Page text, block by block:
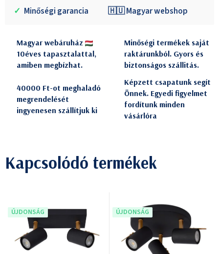
✓ Minőségi garancia 🇭🇺 Magyar webshop
Magyar webáruház
10éves tapasztalattal,
amiben megbízhat.
Minőségi termékek saját
raktárunkból. Gyors és
biztonságos szállitás.
40000 Ft-ot meghaladó
megrendelését
ingyenesen szállítjuk ki
Képzett csapatunk segít
Önnek. Egyedi figyelmet
fordítunk minden
vásárlóra
Kapcsolódó termékek
ÚJDONSÁG ÚJDONSÁG